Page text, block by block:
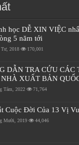
học DỄ XIN VIỆC
5 năm tới
Tư, 2018 170,001
DẪN TRA CỨU CÁC
XUẤT BẢN
Tám, 2022 71,764
Cuộc Đời Của 13 Vị
Mười, 2019 44,046